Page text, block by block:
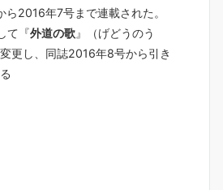
2016年7号まで連載された。
て『外道の歌』（げどうのう
更し、同誌2016年8号から引き